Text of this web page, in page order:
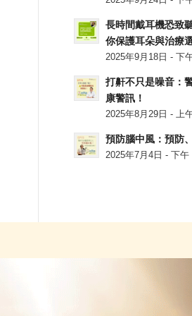
長時間戴耳機恐致
你保護耳朵與治療
2025年9月18日 - 下
打鼾不只是噪音：
康警訊！
2025年8月29日 - 上
預防腦中風：預防
2025年7月4日 - 下午